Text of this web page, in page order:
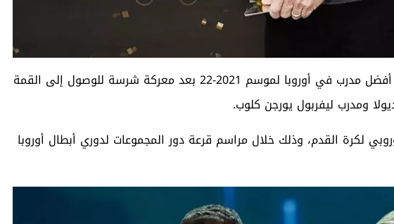
فاز مدرب ريال مدريد، كارلو أنشيلوتي، بجائزة أفضل مدرب في أوروبا لموسم 2021-22 بعد معركة شرسة للوصول إلى القمة
ومدرب ليفربول يورجن كلوب.
لكرة القدم، وذلك خلال مراسم قرعة دور المجموعات لدوري أبطال أوروبا